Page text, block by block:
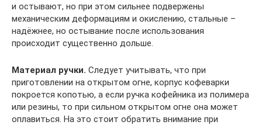
и остывают, но при этом сильнее подвержены
механическим деформациям и окислению, стальные –
надёжнее, но остывание после использования
происходит существенно дольше.
Материал ручки. Следует учитывать, что при
приготовлении на открытом огне, корпус кофеварки
покроется копотью, а если ручка кофейника из полимера
или резины, то при сильном открытом огне она может
оплавиться. На это стоит обратить внимание при